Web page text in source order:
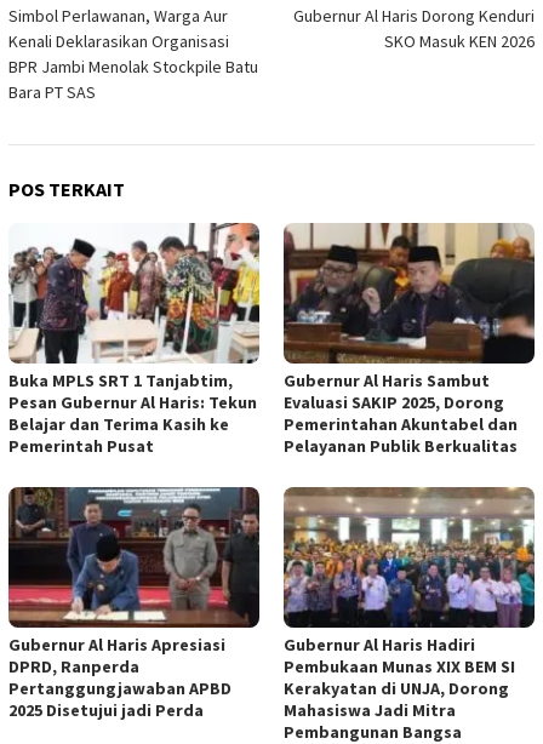
pos
Simbol Perlawanan, Warga Aur
Kenali Deklarasikan Organisasi
BPR Jambi Menolak Stockpile Batu
Bara PT SAS
Gubernur Al Haris Dorong Kenduri
SKO Masuk KEN 2026
POS TERKAIT
Buka MPLS SRT 1 Tanjabtim,
Pesan Gubernur Al Haris: Tekun
Belajar dan Terima Kasih ke
Pemerintah Pusat
Gubernur Al Haris Sambut
Evaluasi SAKIP 2025, Dorong
Pemerintahan Akuntabel dan
Pelayanan Publik Berkualitas
Gubernur Al Haris Apresiasi
DPRD, Ranperda
Pertanggungjawaban APBD
2025 Disetujui jadi Perda
Gubernur Al Haris Hadiri
Pembukaan Munas XIX BEM SI
Kerakyatan di UNJA, Dorong
Mahasiswa Jadi Mitra
Pembangunan Bangsa